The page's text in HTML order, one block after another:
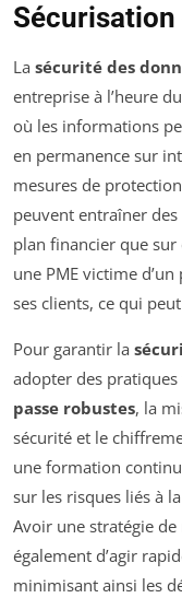
Sécurisation
La sécu­rit­é des
entreprise à l’heure
où les informations
en permanence sur
mesures de
peuvent entraîner
plan financier que
une PME victime
ses clients, ce qui
Pour garantir la
adopter des
passe robustes, la
sécurité et le
une formation
sur les risques liés à
Avoir une stratégie
également d’agir
minimisant ainsi les